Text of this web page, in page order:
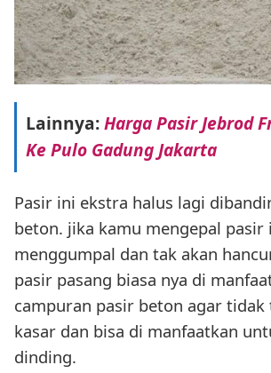
Lainnya:Harga Pasir Jebrod
Ke Pulo Gadung Jakarta
Pasir ini ekstra halus lagi
beton. jika kamu mengepal pasir
menggumpal dan tak akan
pasir pasang biasa nya di
campuran pasir beton agar tidak
kasar dan bisa di manfaatkan
dinding.